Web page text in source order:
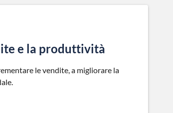
e la produttività
le vendite, a migliorare la